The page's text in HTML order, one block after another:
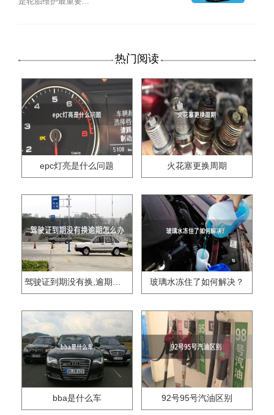
热门阅读
epc灯亮是什么问题 火花塞更换周期
驾驶证到期没有换,逾期怎么办?? 玻璃水冻住了如何解决？
bba是什么车 92号95号汽油区别